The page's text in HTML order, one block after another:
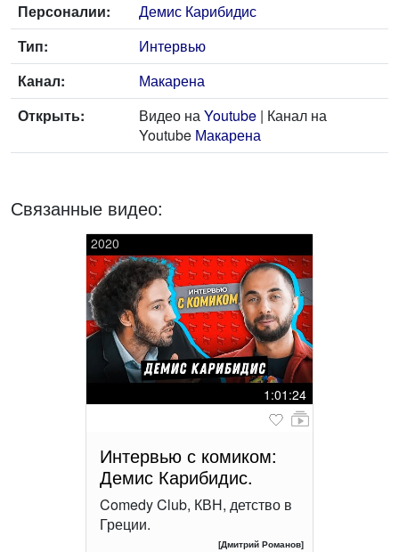
Персоналии:
Демис Карибидис
Тип:
Интервью
Канал:
Макарена
Открыть:
Видео наYoutube | Канал на
Youtube Макарена
Связанные видео:
2020
1:01:24
Интервью с комиком:
Демис Карибидис.
Comedy Club, КВН, детство в
Греции.
[Дмитрий Романов]